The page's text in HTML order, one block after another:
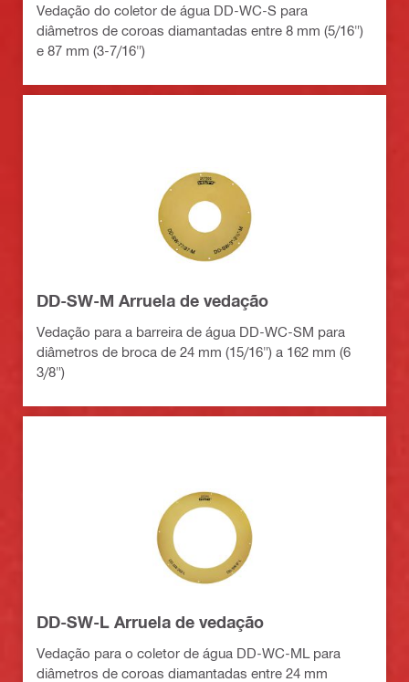
Vedação do coletor de água DD-WC-S para
diâmetros de coroas diamantadas entre 8 mm (5/16")
e 87 mm (3-7/16")
DD-SW-M Arruela de vedação
Vedação para a barreira de água DD-WC-SM para
diâmetros de broca de 24 mm (15/16") a 162 mm (6
3/8")
DD-SW-L Arruela de vedação
Vedação para o coletor de água DD-WC-ML para
diâmetros de coroas diamantadas entre 24 mm